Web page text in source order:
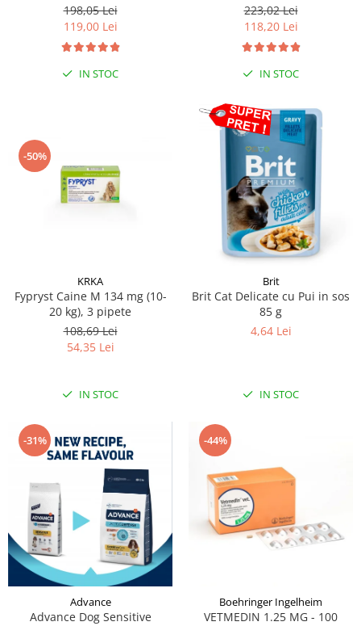
198,05 Lei
119,00 Lei
IN STOC
223,02 Lei
118,20 Lei
IN STOC
-50%
KRKA
Fypryst Caine M 134 mg (10-
20 kg), 3 pipete
108,69 Lei
54,35 Lei
IN STOC
Brit
Brit Cat Delicate cu Pui in sos
85 g
4,64 Lei
IN STOC
-31%
Advance
Advance Dog Sensitive
-44%
Boehringer Ingelheim
VETMEDIN 1.25 MG - 100